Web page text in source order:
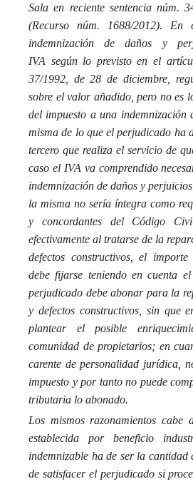
Sala en reciente sentencia núm.
(Recurso núm. 1688/2012).
indemnización de daños y
IVA según lo previsto en el
37/1992, de 28 de diciembre,
sobre el valor añadido, pero no es
del impuesto a una indemnización
misma de lo que el perjudicado ha
tercero que realiza el servicio de
caso el IVA va comprendido
indemnización de daños y
la misma no sería íntegra como
y concordantes del Código
efectivamente al tratarse de la
defectos constructivos, el
debe fijarse teniendo en cuenta
perjudicado debe abonar para la
y defectos constructivos, sin que
plantear el posible
comunidad de propietarios; en
carente de personalidad jurídica,
impuesto y por tanto no puede
tributaria lo abonado.
Los mismos razonamientos
establecida por beneficio
indemnizable ha de ser la cantidad
de satisfacer el perjudicado si